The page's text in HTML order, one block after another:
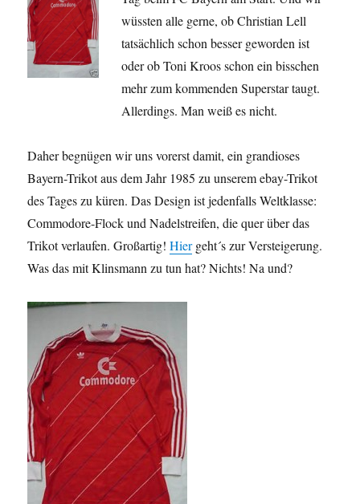
wüssten alle gerne, ob Christian Lell
tatsächlich schon besser geworden ist
oder ob Toni Kroos schon ein bisschen
mehr zum kommenden Superstar taugt.
Allerdings. Man weiß es nicht.
Daher begnügen wir uns vorerst damit, ein grandioses
Bayern-Trikot aus dem Jahr 1985 zu unserem ebay-Trikot
des Tages zu küren. Das Design ist jedenfalls Weltklasse:
Commodore-Flock und Nadelstreifen, die quer über das
Trikot verlaufen. Großartig!Hiergeht´s zur Versteigerung.
Was das mit Klinsmann zu tun hat? Nichts! Na und?